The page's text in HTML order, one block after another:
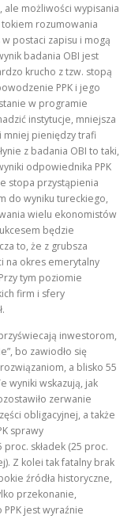
ale możliwości wypisania
rozumowania
postaci zapisu i mogą
badania OBI jest
krucho z tzw. stopą
PPK i jego
w programie
instytucje, mniejsza
mniej pieniędzy trafi
z badania OBI to taki,
odpowiednika PPK
stopa przystąpienia
do wyniku tureckiego,
wielu ekonomistów
będzie
to, że z grubsza
na okres emerytalny
tym poziomie
firm i sfery
inwestorom,
bo zawiodło się
a blisko 55
wyniki wskazują, jak
zerwanie
obligacyjnej, a także
sprawy
składek (25 proc.
Z kolei tak fatalny brak
źródła historyczne,
przekonanie,
jest wyraźnie